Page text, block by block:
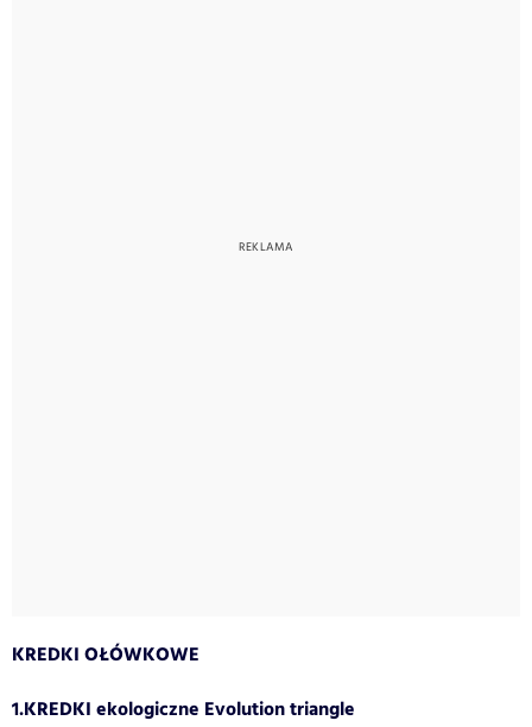
KREDKI OŁÓWKOWE
1.KREDKI ekologiczne Evolution triangle